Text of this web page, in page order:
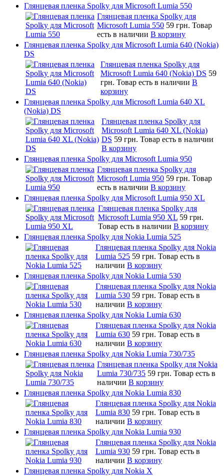
Глянцевая пленка Spolky для Microsoft Lumia 550
Глянцевая пленка Spolky для
Microsoft Lumia 550 59 грн. Товар
есть в наличии В корзину
Глянцевая пленка Spolky для Microsoft Lumia 640 (Nokia)
DS
Глянцевая пленка Spolky для
Microsoft Lumia 640 (Nokia) DS 59
грн. Товар есть в наличии В
корзину
Глянцевая пленка Spolky для Microsoft Lumia 640 XL
(Nokia) DS
Глянцевая пленка Spolky для
Microsoft Lumia 640 XL (Nokia)
DS 59 грн. Товар есть в наличии
В корзину
Глянцевая пленка Spolky для Microsoft Lumia 950
Глянцевая пленка Spolky для
Microsoft Lumia 950 59 грн. Товар
есть в наличии В корзину
Глянцевая пленка Spolky для Microsoft Lumia 950 XL
Глянцевая пленка Spolky для
Microsoft Lumia 950 XL 59 грн.
Товар есть в наличии В корзину
Глянцевая пленка Spolky для Nokia Lumia 525
Глянцевая пленка Spolky для Nokia
Lumia 525 59 грн. Товар есть в
наличии В корзину
Глянцевая пленка Spolky для Nokia Lumia 530
Глянцевая пленка Spolky для Nokia
Lumia 530 59 грн. Товар есть в
наличии В корзину
Глянцевая пленка Spolky для Nokia Lumia 630
Глянцевая пленка Spolky для Nokia
Lumia 630 59 грн. Товар есть в
наличии В корзину
Глянцевая пленка Spolky для Nokia Lumia 730/735
Глянцевая пленка Spolky для Nokia
Lumia 730/735 59 грн. Товар есть в
наличии В корзину
Глянцевая пленка Spolky для Nokia Lumia 830
Глянцевая пленка Spolky для Nokia
Lumia 830 59 грн. Товар есть в
наличии В корзину
Глянцевая пленка Spolky для Nokia Lumia 930
Глянцевая пленка Spolky для Nokia
Lumia 930 59 грн. Товар есть в
наличии В корзину
Глянцевая пленка Spolky для Nokia X